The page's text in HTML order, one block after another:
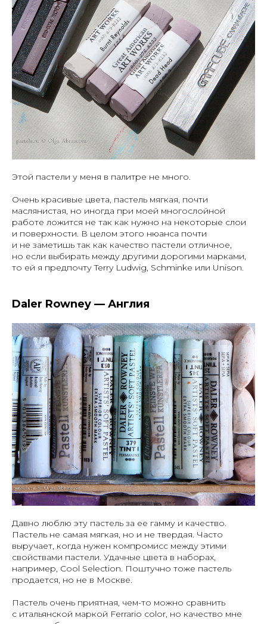
Этой пастели у меня в палитре не много.
Очень красивые цвета, пастель мягкая, почти
маслянистая, но иногда при моей многослойной
работе ложится не так как нужно на некоторые слои
и поверхности. В целом этого нюанса почти
и не заметишь так как качество пастели отличное,
но если выбирать между другими дорогими марками,
то ей я предпочту Terry Ludwig, Schminke или Unison.
Daler Rowney — Англия
Давно люблю эту пастель за ее гамму и качество.
Пастель не самая мягкая, но и не твердая. Часто
выручает, когда нужен компромисс между этими
свойствами пастели. Удачные цвета в наборах,
например, Cool Selection. Поштучно тоже пастель
продается, но не в Москве.
Пастель очень приятная, чем-то можно сравнить
с итальянской маркой Ferrario color, но качество мне